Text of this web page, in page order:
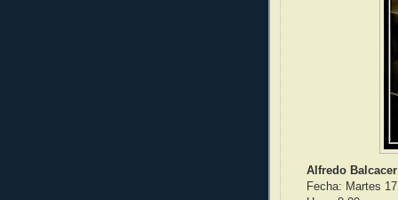
Alfredo
Fecha: Martes